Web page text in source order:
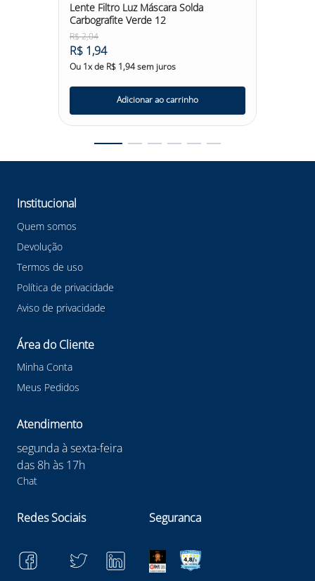
Lente Filtro Luz Máscara Solda
Carbografite Verde 12
R$2,04
R$ 1,94
Ou 1x de R$ 1,94sem juros
Adicionar ao carrinho
Institucional
Quem somos
Devolução
Termos de uso
Política de privacidade
Aviso de privacidade
Área do Cliente
Minha Conta
Meus Pedidos
Atendimento
segunda à sexta-feira
das 8h às 17h
Chat
Redes Sociais Seguranca